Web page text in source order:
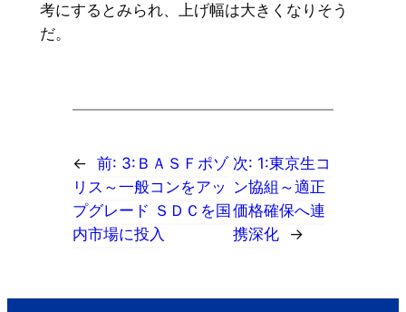
考にするとみられ、上げ幅は大きくなりそう
だ。
← 前: 3:ＢＡＳＦポゾ
リス～一般コンをアッ
プグレード ＳＤＣを国
内市場に投入
次: 1:東京生コ
ン協組～適正
価格確保へ連
携深化
→